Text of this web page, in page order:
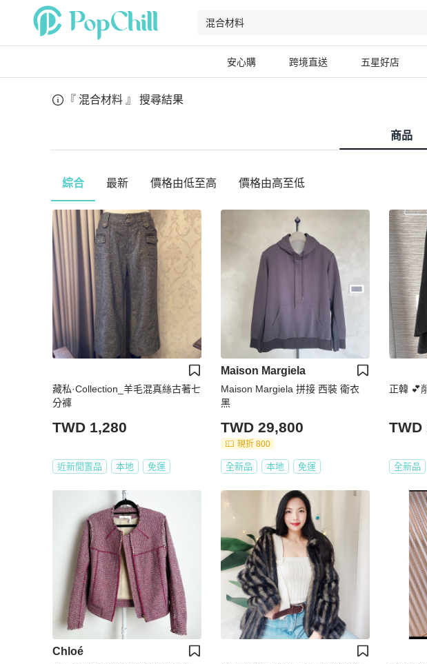
安心購 跨境直送 五星好店
『 混合材料 』 搜尋結果
商品
綜合 最新 價格由低至高 價格由高至低
藏私·Collection_羊毛混真絲古著七
分褲
TWD 1,280
近新閒置品 本地 免運
Maison Margiela
Maison Margiela 拼接 西裝 衛衣
黑
TWD 29,800
現折 800
全新品 本地 免運
正韓 💕
TWD
全新品
Chloé